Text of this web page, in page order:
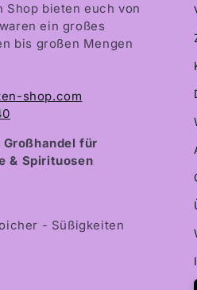
Shop bieten euch von
ein großes
bis großen Mengen
shop.com
für
& Spirituosen
- Süßigkeiten